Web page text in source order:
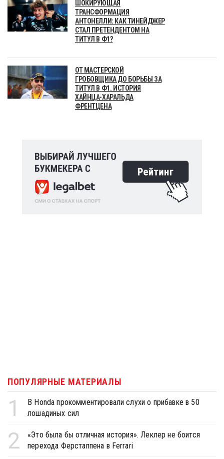
ШОКИРУЮЩАЯ
ТРАНСФОРМАЦИЯ
АНТОНЕЛЛИ: КАК ТИНЕЙДЖЕР
СТАЛ ПРЕТЕНДЕНТОМ НА
ТИТУЛ В Ф1?
ОТ МАСТЕРСКОЙ
ГРОБОВЩИКА ДО БОРЬБЫ ЗА
ТИТУЛ В Ф1. ИСТОРИЯ
ХАЙНЦА-ХАРАЛЬДА
ФРЕНТЦЕНА
ПОПУЛЯРНЫЕ МАТЕРИАЛЫ
1
В Honda прокомментировали слухи о прибавке в 50
лошадиных сил
2
«Это была бы отличная история». Леклер не боится
перехода Ферстаппена в Ferrari